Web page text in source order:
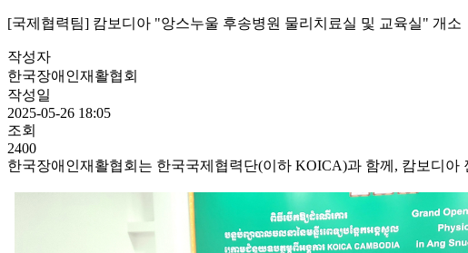
[국제협력팀] 캄보디아 "앙스누울 후송병원 물리치료실 및 교육실" 개소
작성자
한국장애인재활협회
작성일
2025-05-26 18:05
조회
2400
한국장애인재활협회는 한국국제협력단(이하 KOICA)과 함께, 캄보디아